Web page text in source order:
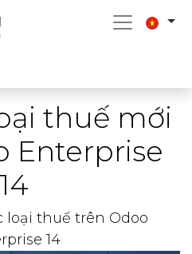
thuế mới
Enterprise
14
loại thuế trên Odoo
14